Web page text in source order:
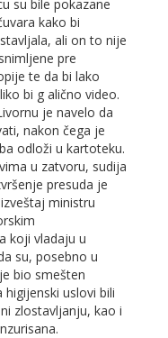
su bile pokazane
kako bi
ali on to nije
pre
te da bi lako
bi g alično video.
je navelo da
nakon čega je
odloži u kartoteku.
u zatvoru, sudija
presuda je
ministru
koji vladaju u
su, posebno u
bio smešten
uslovi bili
zlostavljanju, kao i